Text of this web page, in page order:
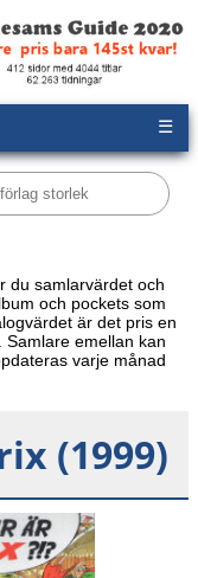
☰
du samlarvärdet och
och pockets som
är det pris en
emellan kan
varje månad
(1999)